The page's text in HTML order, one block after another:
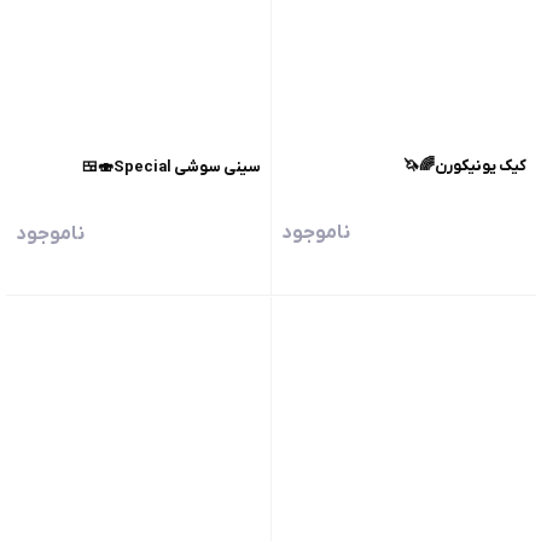
کیک یونیکورن🌈🦄
ناموجود
سینی سوشی Special🍣🍱
ناموجود